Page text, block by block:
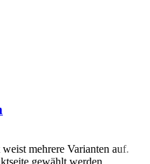
mehrere Varianten auf.